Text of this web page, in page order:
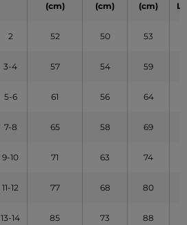
(cm)
(cm)
(cm)
2 52 50 53
3-4 57 54 59
5-6 61 56 64
7-8 65 58 69
9-10 71 63 74
11-12 77 68 80
13-14 85 73 88